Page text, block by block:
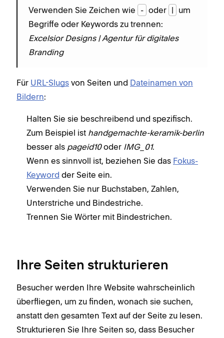
Verwenden Sie Zeichen wie - oder | um
Begriffe oder Keywords zu trennen:
Excelsior Designs | Agentur für digitales
Branding
Für URL-Slugs von Seiten und Dateinamen von
Bildern:
Halten Sie sie beschreibend und spezifisch.
Zum Beispiel ist handgemachte-keramik-berlin
besser als pageid10oder IMG_01.
Wenn es sinnvoll ist, beziehen Sie das Fokus-
Keyword der Seite ein.
Verwenden Sie nur Buchstaben, Zahlen,
Unterstriche und Bindestriche.
Trennen Sie Wörter mit Bindestrichen.
Ihre Seiten strukturieren
Besucher werden Ihre Website wahrscheinlich
überfliegen, um zu finden, wonach sie suchen,
anstatt den gesamten Text auf der Seite zu lesen.
Strukturieren Sie Ihre Seiten so, dass Besucher